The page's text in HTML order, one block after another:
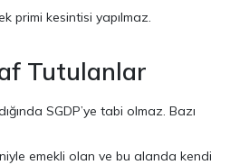
primi kesintisi yapılmaz.
Tutulanlar
SGDP’ye tabi olmaz. Bazı
emekli olan ve bu alanda kendi